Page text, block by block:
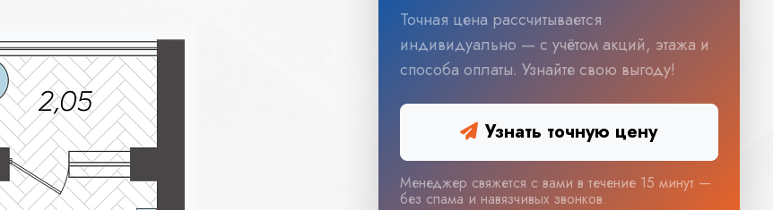
Точная цена рассчитывается
индивидуально — с учётом акций, этажа и
способа оплаты. Узнайте свою выгоду!
Узнать точную цену
Менеджер свяжется с вами в течение 15 минут —
без спама и навязчивых звонков.